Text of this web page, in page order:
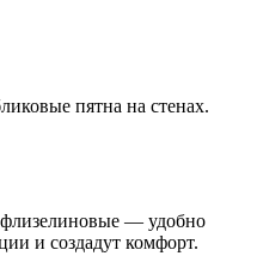
пятна на стенах.
— удобно
и создадут комфорт.